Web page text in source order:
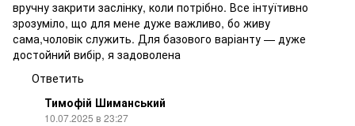
вручну закрити заслінку, коли потрібно. Все інтуїтивно
зрозуміло, що для мене дуже важливо, бо живу
сама,чоловік служить. Для базового варіанту — дуже
достойний вибір, я задоволена
Ответить
Тимофій Шиманський
10.07.2025 в 23:27